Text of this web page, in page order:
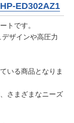
ED302AZ1
トです。
ザインや高圧力
いる商品となりま
さまざまなニーズ